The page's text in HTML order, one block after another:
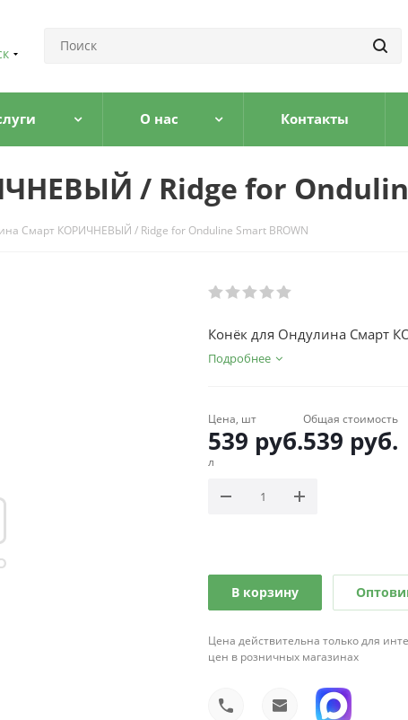
О нас Контакты
/ Ridge for
Смарт КОРИЧНЕВЫЙ / Ridge for Onduline Smart BROWN
Конёк для Ондулина Смарт
Подробнее
Цена, шт
539 руб.
Общая стоимость
539 руб.
л
В корзину
Цена действительна только для
цен в розничных магазинах